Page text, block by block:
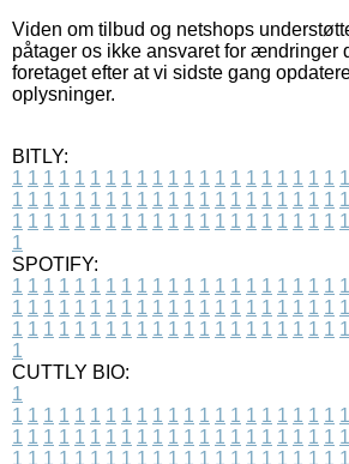
Viden om tilbud og netshops
påtager os ikke ansvaret for ændringer
foretaget efter at vi sidste gang
oplysninger.
BITLY:
1 1 1 1 1 1 1 1 1 1 1 1 1 1 1 1 1 1 1 1 1 1
1 1 1 1 1 1 1 1 1 1 1 1 1 1 1 1 1 1 1 1 1 1
1 1 1 1 1 1 1 1 1 1 1 1 1 1 1 1 1 1 1 1 1 1
1
SPOTIFY:
1 1 1 1 1 1 1 1 1 1 1 1 1 1 1 1 1 1 1 1 1 1
1 1 1 1 1 1 1 1 1 1 1 1 1 1 1 1 1 1 1 1 1 1
1 1 1 1 1 1 1 1 1 1 1 1 1 1 1 1 1 1 1 1 1 1
1
CUTTLY BIO:
1
1 1 1 1 1 1 1 1 1 1 1 1 1 1 1 1 1 1 1 1 1 1
1 1 1 1 1 1 1 1 1 1 1 1 1 1 1 1 1 1 1 1 1 1
1 1 1 1 1 1 1 1 1 1 1 1 1 1 1 1 1 1 1 1 1 1